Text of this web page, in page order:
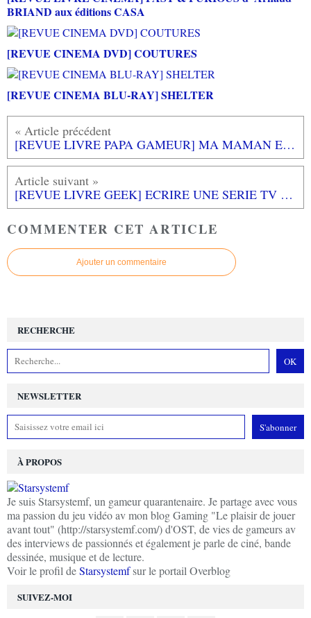
BRIAND aux éditions CASA
[REVUE CINEMA DVD] COUTURES
[REVUE CINEMA BLU-RAY] SHELTER
[REVUE LIVRE PAPA GAMEUR] MA MAMAN ET MON PAPA ILS SONTMAGICIENS aux éditions L'ECOLE DES LOISIRS
[REVUE LIVRE GEEK] ECRIRE UNE SERIE TV de Florent FAVARD aux éditions PUFR
COMMENTER CET ARTICLE
Ajouter un commentaire
NEWSLETTER
SUIVEZ-MOI
RECHERCHE
À PROPOS
Je suis Starsystemf, un gameur quarantenaire. Je partage avec vous
ma passion du jeu vidéo av mon blog Gaming "Le plaisir de jouer
avant tout" (http://starsystemf.com/) d'OST, de vies de gameurs av
des interviews de passionnés et également je parle de ciné, bande
dessinée, musique et de lecture.
Voir le profil deStarsystemfsur le portail Overblog